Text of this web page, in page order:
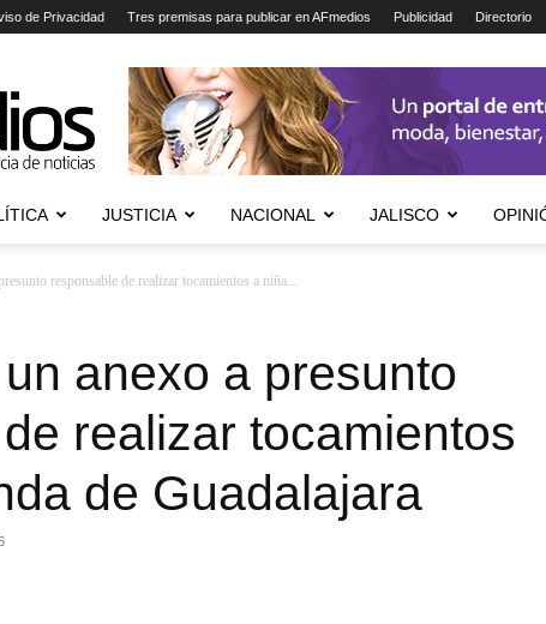
de Privacidad Tres premisas para publicar en AFmedios Publicidad Directorio
JUSTICIA NACIONAL JALISCO
responsable de realizar tocamientos a niña...
anexo a presunto
realizar tocamientos
de Guadalajara